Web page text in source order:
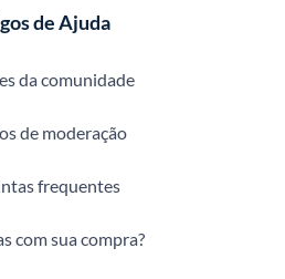
de Ajuda
da comunidade
de moderação
frequentes
com sua compra?